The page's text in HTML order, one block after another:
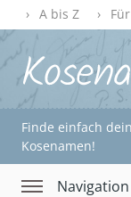
A bis Z
Finde einfach
Kosenamen!
Navigation